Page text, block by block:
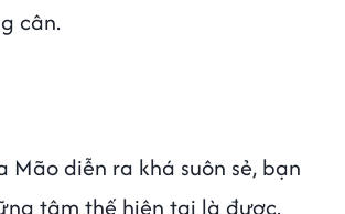
cân.
Mão diễn ra khá suôn sẻ, bạn
tâm thế hiện tại là được.